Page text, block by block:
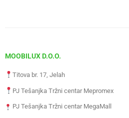
MOOBILUX D.O.O.
Titova br. 17, Jelah
PJ Tešanjka Tržni centar Mepromex
PJ Tešanjka Tržni centar MegaMall